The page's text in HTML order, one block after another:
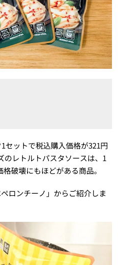
セットで税込購入価格が321円
のレトルトパスタソースは、1
破壊にもほどがある商品。
ロンチーノ」からご紹介しま